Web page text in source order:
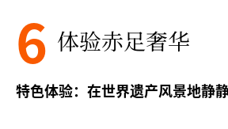
6 体验赤足奢华
特色体验：在世界遗产风景地静